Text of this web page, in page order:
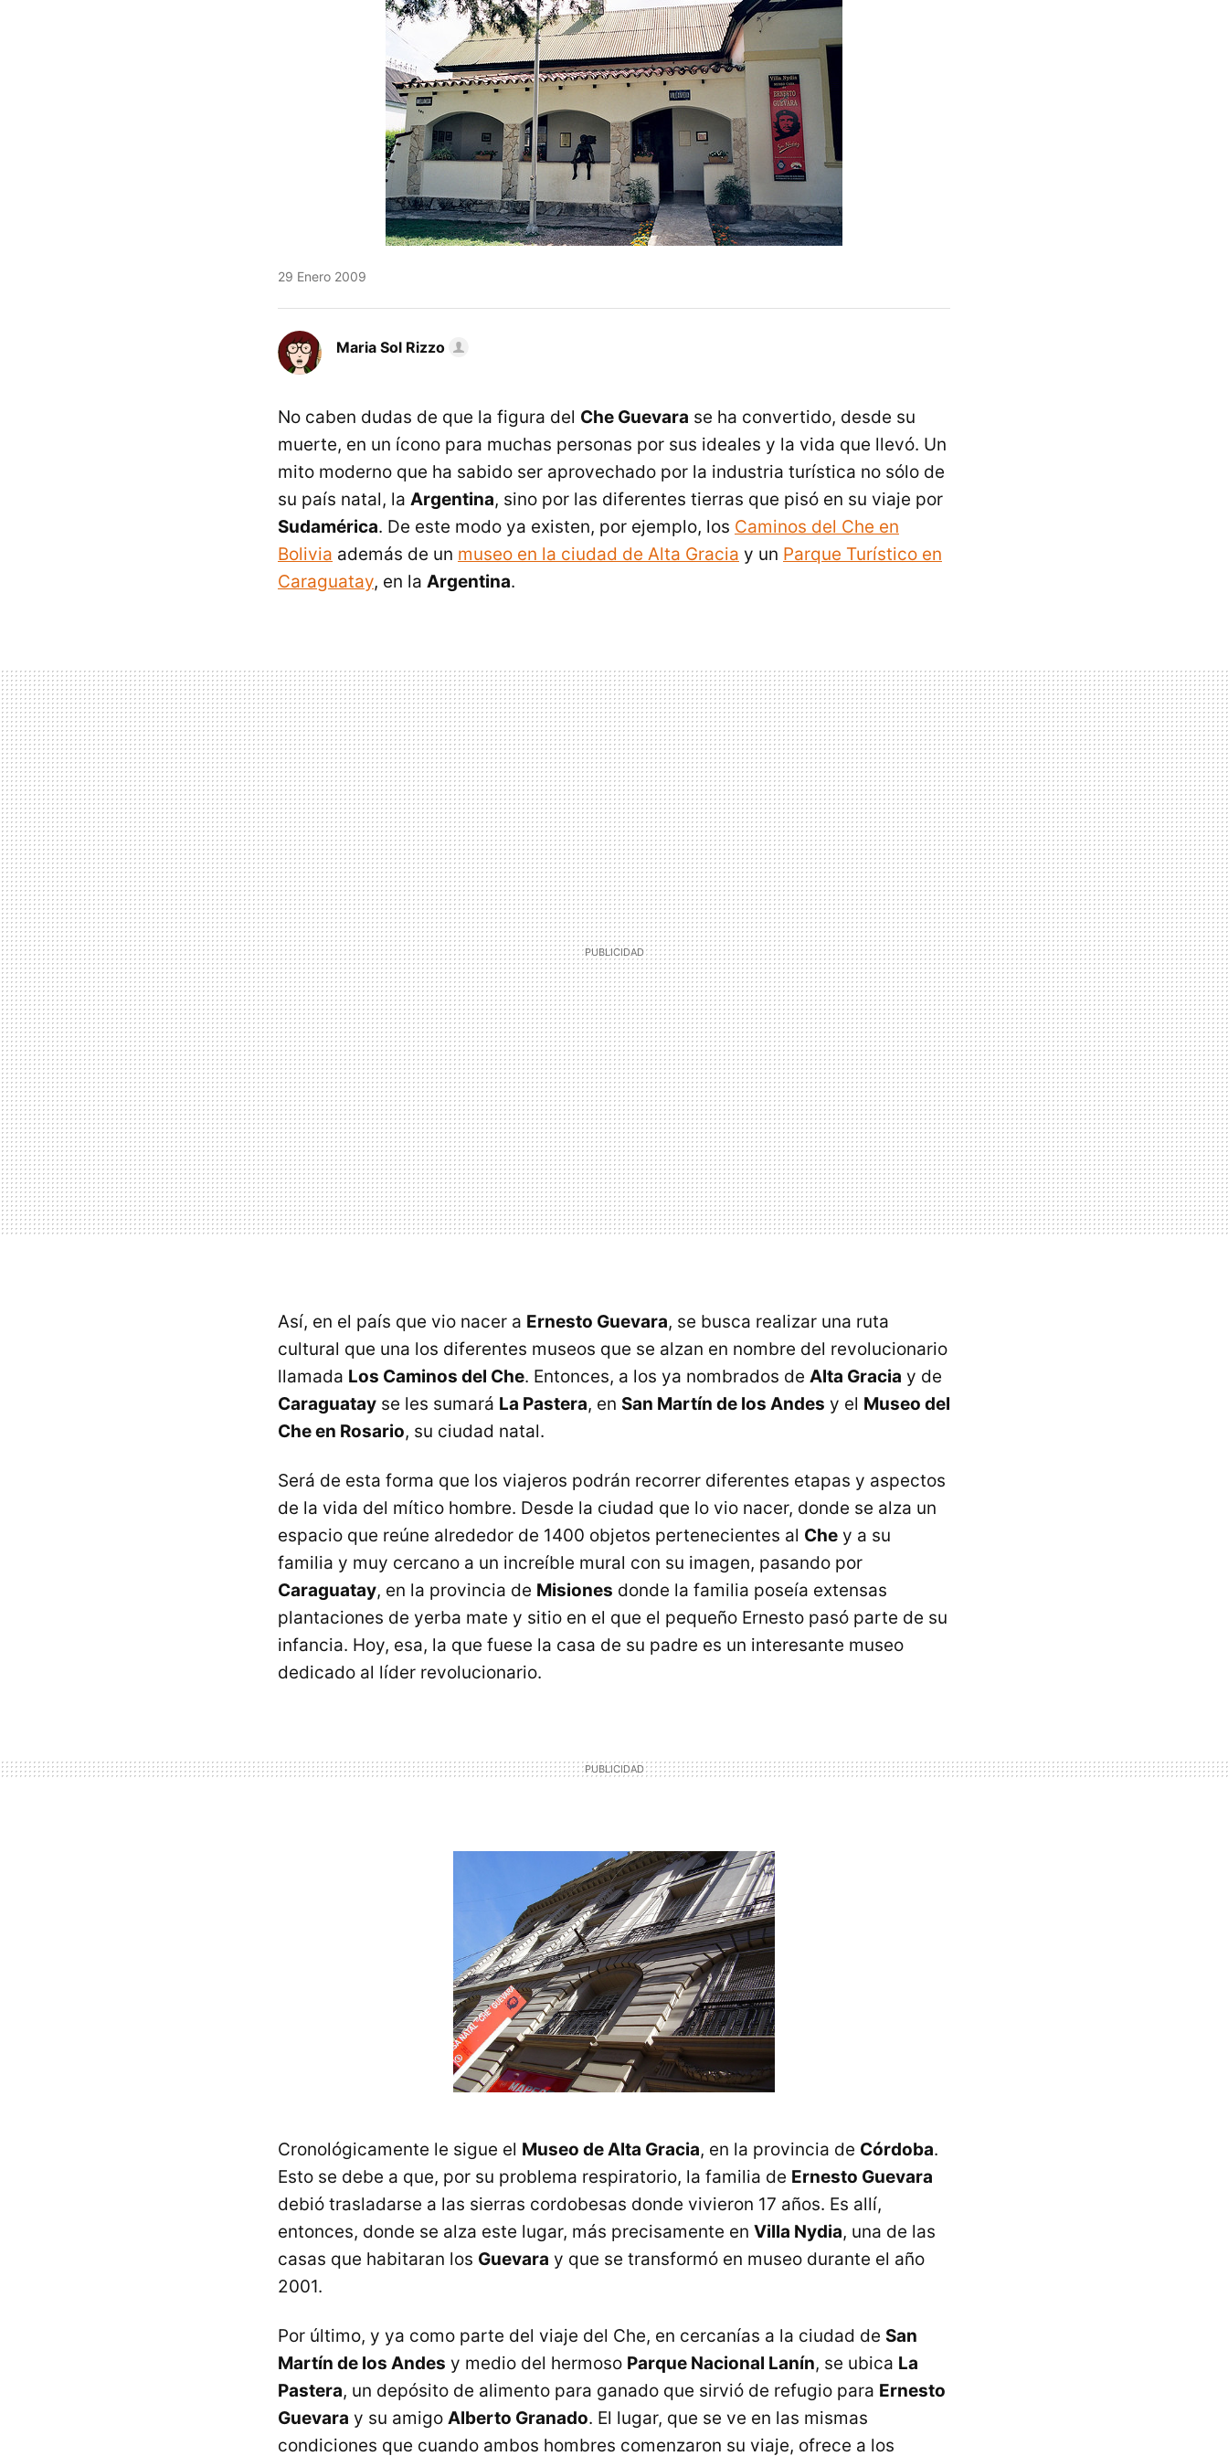
29 Enero 2009
Maria Sol Rizzo
No caben dudas de que la figura del Che Guevara se ha convertido, desde su
muerte, en un ícono para muchas personas por sus ideales y la vida que llevó. Un
mito moderno que ha sabido ser aprovechado por la industria turística no sólo de
su país natal, la Argentina, sino por las diferentes tierras que pisó en su viaje por
Sudamérica. De este modo ya existen, por ejemplo, los Caminos del Che en
Bolivia además de un museo en la ciudad de Alta Gracia y un Parque Turístico en
Caraguatay, en la Argentina.
Así, en el país que vio nacer a Ernesto Guevara, se busca realizar una ruta
cultural que una los diferentes museos que se alzan en nombre del revolucionario
llamada Los Caminos del Che. Entonces, a los ya nombrados de Alta Gracia y de
Caraguatay se les sumará La Pastera, en San Martín de los Andes y el Museo del
Che en Rosario, su ciudad natal.
Será de esta forma que los viajeros podrán recorrer diferentes etapas y aspectos
de la vida del mítico hombre. Desde la ciudad que lo vio nacer, donde se alza un
espacio que reúne alrededor de 1400 objetos pertenecientes al Che y a su
familia y muy cercano a un increíble mural con su imagen, pasando por
Caraguatay, en la provincia de Misiones donde la familia poseía extensas
plantaciones de yerba mate y sitio en el que el pequeño Ernesto pasó parte de su
infancia. Hoy, esa, la que fuese la casa de su padre es un interesante museo
dedicado al líder revolucionario.
Cronológicamente le sigue el Museo de Alta Gracia, en la provincia de Córdoba.
Esto se debe a que, por su problema respiratorio, la familia de Ernesto Guevara
debió trasladarse a las sierras cordobesas donde vivieron 17 años. Es allí,
entonces, donde se alza este lugar, más precisamente en Villa Nydia, una de las
casas que habitaran los Guevara y que se transformó en museo durante el año
2001.
Por último, y ya como parte del viaje del Che, en cercanías a la ciudad de San
Martín de los Andes y medio del hermoso Parque Nacional Lanín, se ubica La
Pastera, un depósito de alimento para ganado que sirvió de refugio para Ernesto
Guevara y su amigo Alberto Granado. El lugar, que se ve en las mismas
condiciones que cuando ambos hombres comenzaron su viaje, ofrece a los